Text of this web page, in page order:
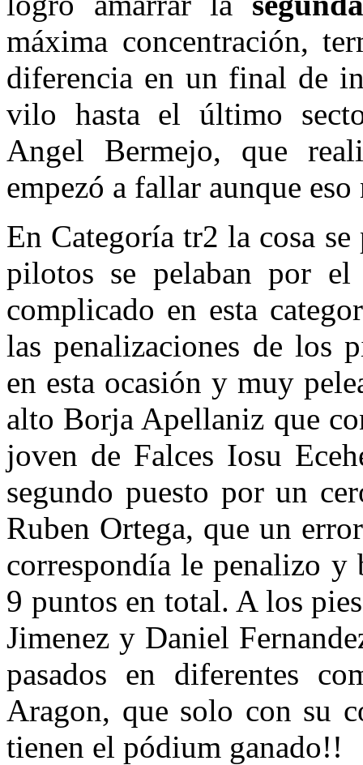
máxima concentración,
diferencia en un final de
vilo hasta el último
Angel Bermejo, que
empezó a fallar aunque
En Categoría tr2 la cosa
pilotos se pelaban por
complicado en esta
las penalizaciones de los
en esta ocasión y muy
alto Borja Apellaniz que
joven de Falces Iosu
segundo puesto por un
Ruben Ortega, que un
correspondía le penalizo y
9 puntos en total. A los
Jimenez y Daniel
pasados en diferentes
Aragon, que solo con su
tienen el pódium ganado!!